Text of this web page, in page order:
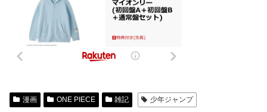
漫画 ONE PIECE 雑記 少年ジャンプ